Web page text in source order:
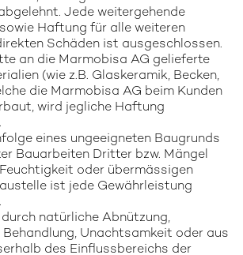
Jede weitergehende
Haftung für alle weiteren
Schäden ist ausgeschlossen.
an die Marmobisa AG gelieferte
(wie z.B. Glaskeramik, Becken,
die Marmobisa AG beim Kunden
wird jegliche Haftung
eines ungeeigneten Baugrunds
Bauarbeiten Dritter bzw. Mängel
oder übermässigen
ist jede Gewährleistung
durch natürliche Abnützung,
Unachtsamkeit oder aus
des Einflussbereichs der